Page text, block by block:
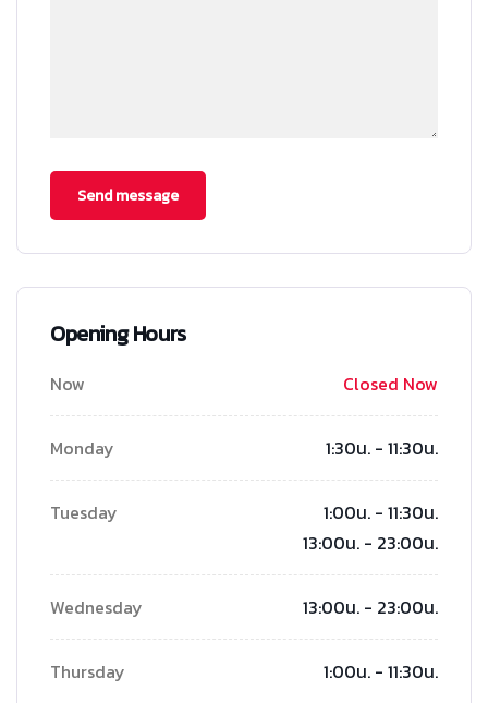
Opening Hours
Now Closed Now
Monday 1:30น. - 11:30น.
Tuesday
1:00น. - 11:30น.
13:00น. - 23:00น.
Wednesday 13:00น. - 23:00น.
Thursday 1:00น. - 11:30น.